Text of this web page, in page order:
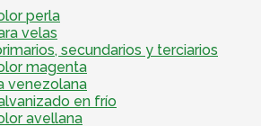
perla
velas
secundarios y terciarios
magenta
venezolana
en frío
avellana